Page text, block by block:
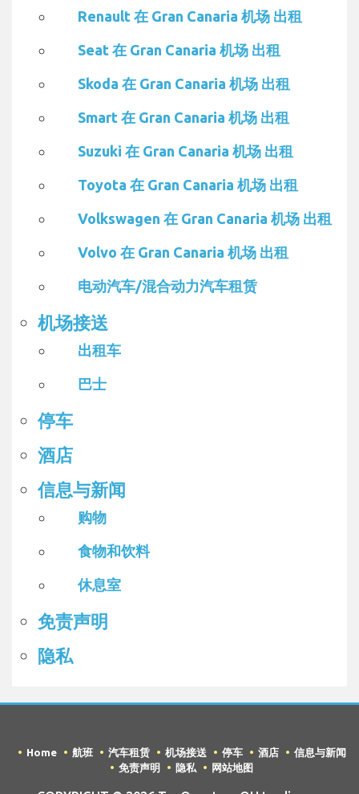
Renault 在 Gran Canaria 机场 出租
Seat 在 Gran Canaria 机场 出租
Skoda 在 Gran Canaria 机场 出租
Smart 在 Gran Canaria 机场 出租
Suzuki 在 Gran Canaria 机场 出租
Toyota 在 Gran Canaria 机场 出租
Volkswagen 在 Gran Canaria 机场 出租
Volvo 在 Gran Canaria 机场 出租
电动汽车/混合动力汽车租赁
机场接送
出租车
巴士
停车
酒店
信息与新闻
购物
食物和饮料
休息室
免责声明
隐私
Home 航班 汽车租赁 机场接送 停车 酒店
信息与新闻
免责声明
隐私 网站地图